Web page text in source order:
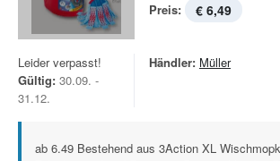
Preis: € 6,49
Leider verpasst!
Gültig: 30.09. -
31.12.
Händler: Müller
ab 6.49 Bestehend aus 3Action XL